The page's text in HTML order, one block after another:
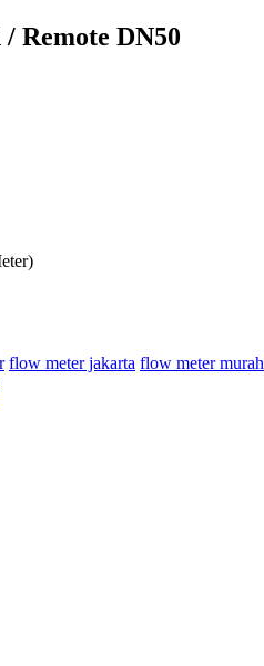
Remote DN50
flow meter jakarta flow meter murah